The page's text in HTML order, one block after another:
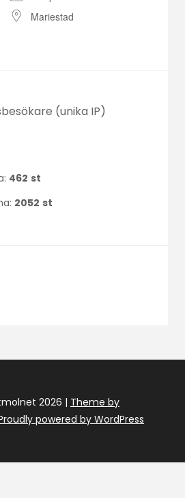
Mariestad
(unika IP)
462 st
2052 st
2026 | Theme by
powered by WordPress